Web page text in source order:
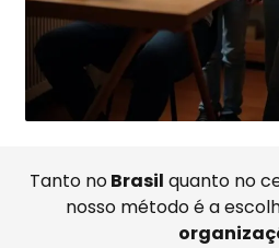
Tanto noBrasil quanto no
nosso método é a